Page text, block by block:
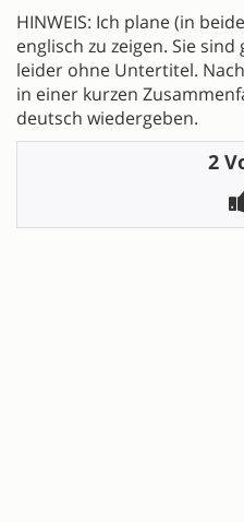
HINWEIS: Ich plane (in
englisch zu zeigen. Sie
leider ohne Untertitel.
in einer kurzen
deutsch wiedergeben.
2